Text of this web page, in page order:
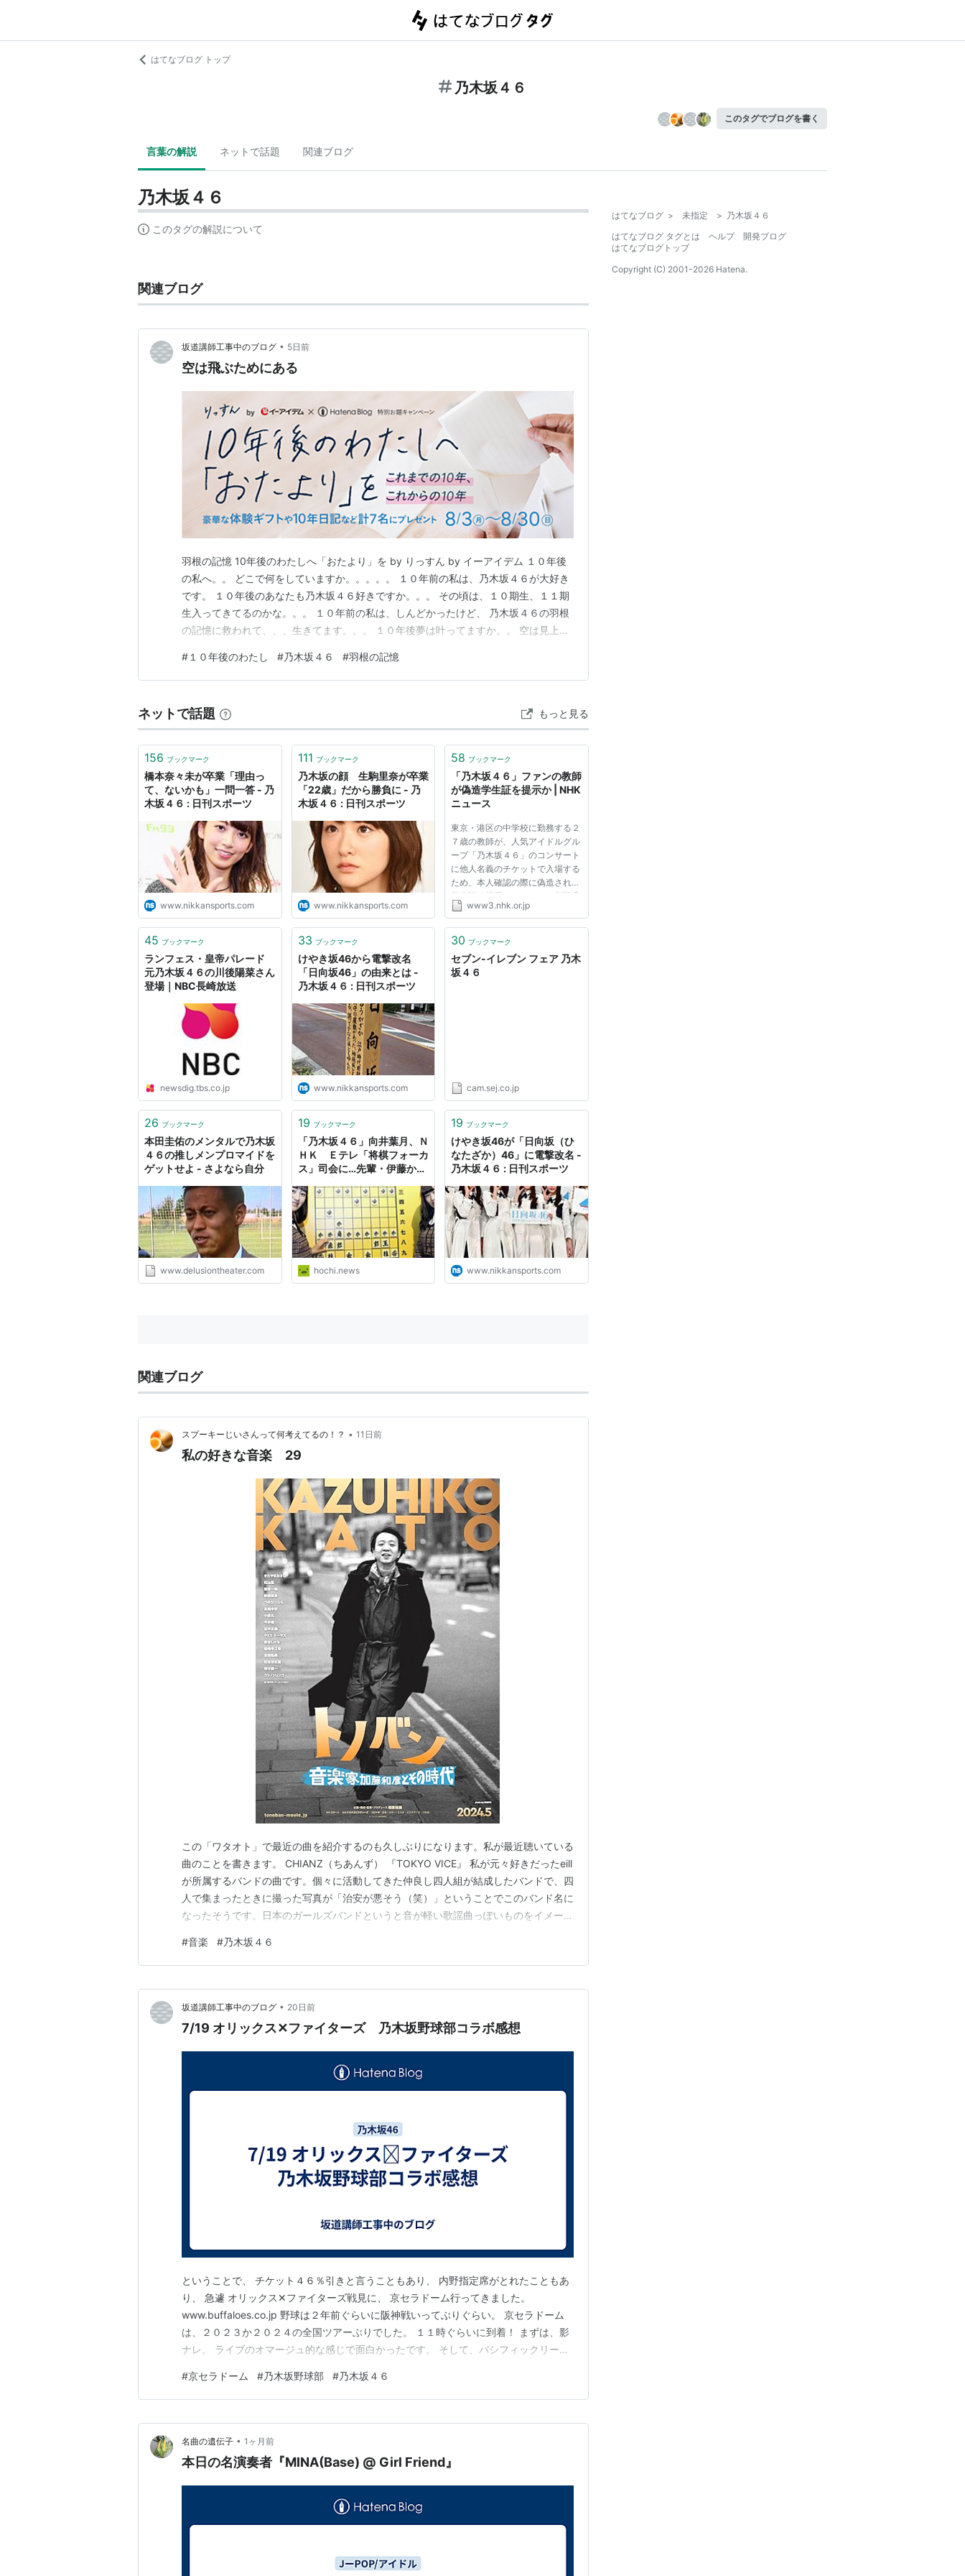
はてなブログ トップ
乃木坂４６
このタグでブログを書く
言葉の解説 ネットで話題 関連ブログ
乃木坂４６
このタグの解説について
関連ブログ
坂道講師工事中のブログ • 5日前
空は飛ぶためにある
羽根の記憶 10年後のわたしへ「おたより」を by りっすん by イーアイデム １０年後
の私へ。。 どこで何をしていますか。。。。。 １０年前の私は、乃木坂４６が大好き
です。 １０年後のあなたも乃木坂４６好きですか。。。 その頃は、１０期生、１１期
生入ってきてるのかな。。。 １０年前の私は、しんどかったけど、 乃木坂４６の羽根
の記憶に救われて、、、生きてます。。。 １０年後夢は叶ってますか。。 空は見上げ
# １０年後のわたし #乃木坂４６ #羽根の記憶
ネットで話題 もっと見る
156 ブックマーク
橋本奈々未が卒業「理由っ
て、ないかも」一問一答 - 乃
木坂４６ : 日刊スポーツ
www.nikkansports.com
111 ブックマーク
乃木坂の顔 生駒里奈が卒業
「22歳」だから勝負に - 乃
木坂４６ : 日刊スポーツ
www.nikkansports.com
58 ブックマーク
「乃木坂４６」ファンの教師
が偽造学生証を提示か | NHK
ニュース
東京・港区の中学校に勤務する２
７歳の教師が、人気アイドルグル
ープ「乃木坂４６」のコンサート
に他人名義のチケットで入場する
ため、本人確認の際に偽造された
学生証を提示したとして、警視庁
は、この教師を偽造有印私文書行
す。 チケットには、高値での転
記...
www3.nhk.or.jp
45 ブックマーク
ランフェス・皇帝パレード
元乃木坂４６の川後陽菜さん
登場｜NBC長崎放送
newsdig.tbs.co.jp
33 ブックマーク
けやき坂46から電撃改名
「日向坂46」の由来とは -
乃木坂４６ : 日刊スポーツ
www.nikkansports.com
30 ブックマーク
セブン-イレブン フェア 乃木
坂４６
cam.sej.co.jp
26 ブックマーク
本田圭佑のメンタルで乃木坂
４６の推しメンプロマイドを
ゲットせよ - さよなら自分
www.delusiontheater.com
19 ブックマーク
「乃木坂４６」向井葉月、Ｎ
ＨＫ Ｅテレ「将棋フォーカ
ス」司会に…先輩・伊藤かり
hochi.news
19 ブックマーク
けやき坂46が「日向坂（ひ
なたざか）46」に電撃改名 -
乃木坂４６ : 日刊スポーツ
www.nikkansports.com
関連ブログ
スプーキーじいさんって何考えてるの！？ • 11日前
私の好きな音楽 29
この「ワタオト」で最近の曲を紹介するのも久しぶりになります。私が最近聴いている
曲のことを書きます。 CHIANZ（ちあんず） 『TOKYO VICE』 私が元々好きだったeill
が所属するバンドの曲です。個々に活動してきた仲良し四人組が結成したバンドで、四
人で集まったときに撮った写真が「治安が悪そう（笑）」ということでこのバンド名に
なったそうです。日本のガールズバンドというと音が軽い歌謡曲っぽいものをイメージ
私が好きな方面って、音楽的に賢い人たちがきちんと作っているものが多いです。たと
えば藤井風みたいに子供の…
#音楽 #乃木坂４６
坂道講師工事中のブログ • 20日前
7/19 オリックス✕ファイターズ 乃木坂野球部コラボ感想
ということで、 チケット４６％引きと言うこともあり、 内野指定席がとれたこともあ
り、 急遽 オリックス✕ファイターズ戦見に、 京セラドーム行ってきました。
www.buffaloes.co.jp 野球は２年前ぐらいに阪神戦いってぶりぐらい。 京セラドーム
は、２０２３か２０２４の全国ツアーぶりでした。 １１時ぐらいに到着！ まずは、影
ナレ。 ライブのオマージュ的な感じで面白かったです。 そして、パシフィックリーグ
中、乃木坂メンバーによる、選手の名前のコールもよかったですね。 できるだけ長く
攻撃続いてほしいと思ったら、…
#京セラドーム #乃木坂野球部 #乃木坂４６
名曲の遺伝子 • 1ヶ月前
本日の名演奏者『MINA(Base) @ Girl Friend』
はてなブログ > 未指定 > 乃木坂４６
はてなブログ タグとは
ヘルプ
開発ブログ
はてなブログトップ
Copyright (C) 2001-2026 Hatena.